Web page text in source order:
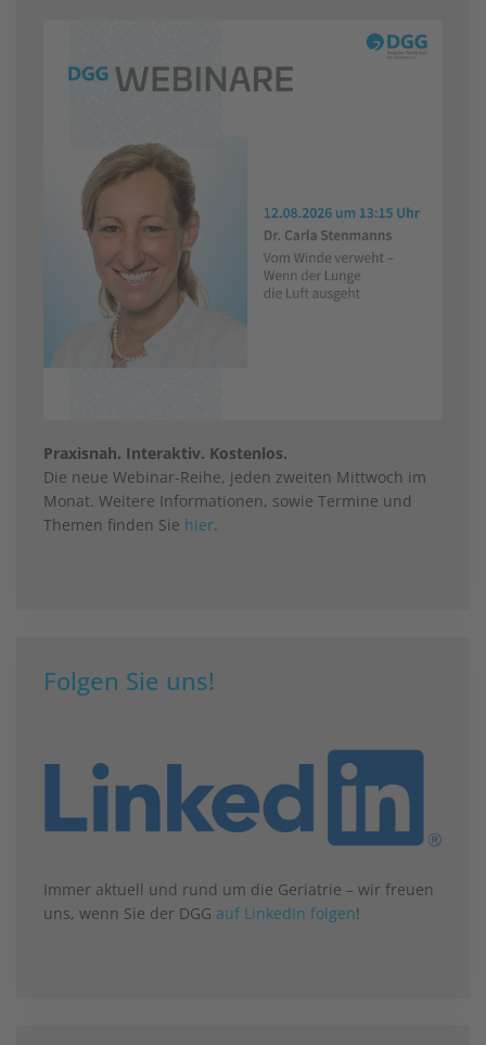
Praxisnah. Interaktiv. Kostenlos.
Die neue Webinar-Reihe, jeden zweiten Mittwoch im
Monat. Weitere Informationen, sowie Termine und
Themen finden Sie hier.
Folgen Sie uns!
Immer aktuell und rund um die Geriatrie – wir freuen
uns, wenn Sie der DGG auf LinkedIn folgen!